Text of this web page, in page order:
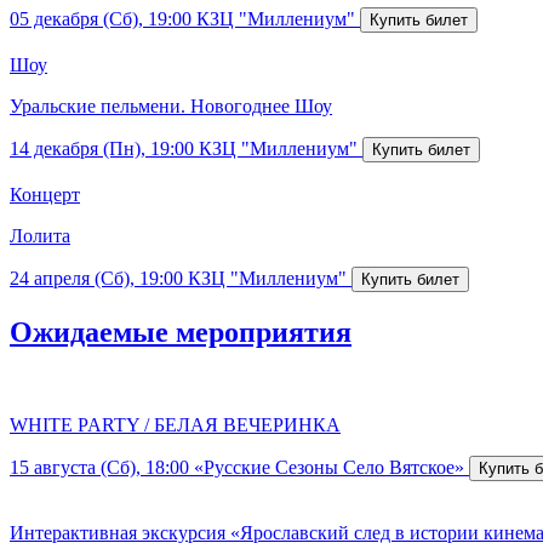
05 декабря (Сб), 19:00 КЗЦ "Миллениум"
Шоу
Уральские пельмени. Новогоднее Шоу
14 декабря (Пн), 19:00 КЗЦ "Миллениум"
Концерт
Лолита
24 апреля (Сб), 19:00 КЗЦ "Миллениум"
Ожидаемые мероприятия
WHITE PARTY / БЕЛАЯ ВЕЧЕРИНКА
15 августа (Сб), 18:00 «Русские Сезоны Село Вятское»
Интерактивная экскурсия «Ярославский след в истории